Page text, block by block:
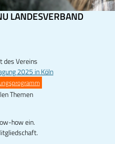
LANDESVERBAND
des Vereins
2025 in Köln
Themen
how ein.